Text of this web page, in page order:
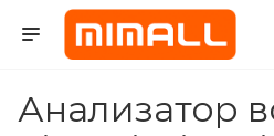
Анализатор